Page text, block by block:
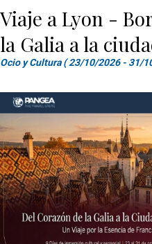
Viaje a Lyon -
la Galia a la
Ocio y Cultura ( 23/10/2026 - 31/